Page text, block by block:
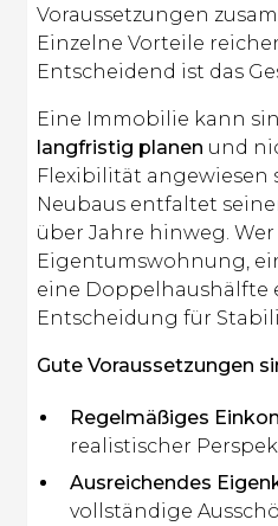
Voraussetzungen
Einzelne Vorteile
Entscheidend ist das
Eine Immobilie kann
langfristig planen und
Flexibilität angewiesen
Neubaus entfaltet
über Jahre hinweg.
Eigentumswohnung,
eine Doppelhaushälfte
Entscheidung für
Gute Voraussetzungen
Regelmäßiges
realistischer
Ausreichendes
vollständige